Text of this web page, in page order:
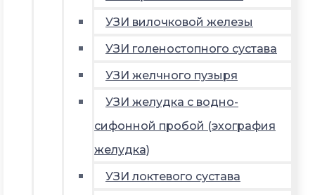
УЗИ вилочковой железы
УЗИ голеностопного сустава
УЗИ желчного пузыря
УЗИ желудка с водно-
сифонной пробой (эхография
желудка)
УЗИ локтевого сустава